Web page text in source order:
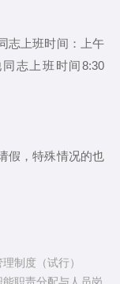
志上班时间：上午
志上班时间8:30
假，特殊情况的也
制度（试行）